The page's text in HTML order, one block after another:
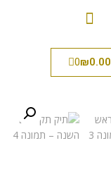
₪0.00
0